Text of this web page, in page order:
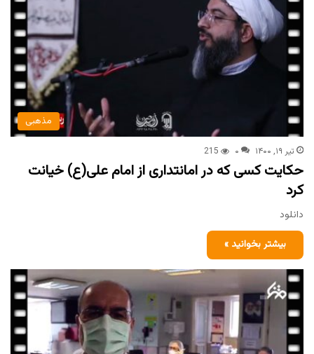
مذهبی
تیر ۱۹, ۱۴۰۰ ۰ 215
حکایت کسی که در امانتداری از امام علی(ع) خیانت
کرد
دانلود
بیشتر بخوانید »